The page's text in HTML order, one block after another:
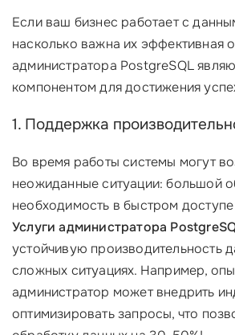
Если ваш бизнес работает с
насколько важна их эффективная
администратора PostgreSQL
компонентом для достижения
1. Поддержка
Во время работы системы могут
неожиданные ситуации: большой
необходимость в быстром
Услуги администратора
устойчивую производительность
сложных ситуациях. Например,
администратор может внедрить
оптимизировать запросы, что